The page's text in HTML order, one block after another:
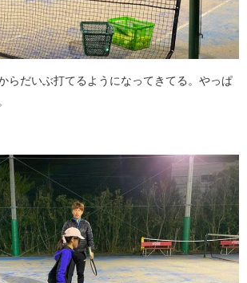
らだいぶ打てるようになってきてる。やっぱ